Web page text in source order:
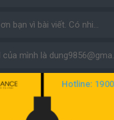
bạn vì bài viết. Có nhi…
của mình là dung9856@gma…